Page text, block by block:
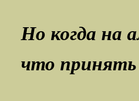
Но когда на
что принять